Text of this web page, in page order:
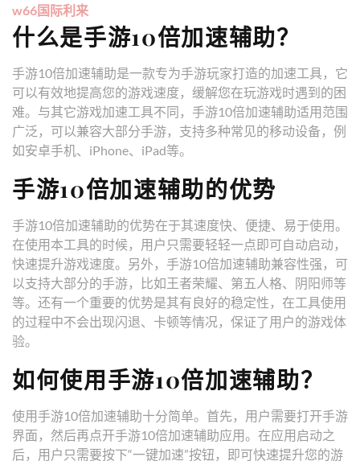
w66国际利来
什么是手游10倍加速辅助？
手游10倍加速辅助是一款专为手游玩家打造的加速工具，它
可以有效地提高您的游戏速度，缓解您在玩游戏时遇到的困
难。与其它游戏加速工具不同，手游10倍加速辅助适用范围
广泛，可以兼容大部分手游，支持多种常见的移动设备，例
如安卓手机、iPhone、iPad等。
手游10倍加速辅助的优势
手游10倍加速辅助的优势在于其速度快、便捷、易于使用。
在使用本工具的时候，用户只需要轻轻一点即可自动启动，
快速提升游戏速度。另外，手游10倍加速辅助兼容性强，可
以支持大部分的手游，比如王者荣耀、第五人格、阴阳师等
等。还有一个重要的优势是其有良好的稳定性，在工具使用
的过程中不会出现闪退、卡顿等情况，保证了用户的游戏体
验。
如何使用手游10倍加速辅助？
使用手游10倍加速辅助十分简单。首先，用户需要打开手游
界面，然后再点开手游10倍加速辅助应用。在应用启动之
后，用户只需要按下“一键加速”按钮，即可快速提升您的游